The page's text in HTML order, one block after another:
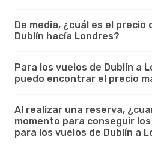
De media, ¿cuál es el precio
Dublín hacía Londres?
Para los vuelos de Dublín a
puedo encontrar el precio
Al realizar una reserva,
momento para conseguir
para los vuelos de Dublín a